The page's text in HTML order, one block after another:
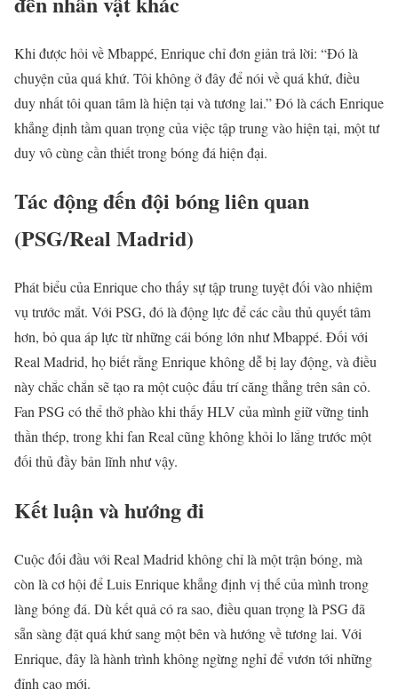
Khi được hỏi về Mbappé, Enrique chỉ đơn giản trả lời: “Đó là
chuyện của quá khứ. Tôi không ở đây để nói về quá khứ, điều
duy nhất tôi quan tâm là hiện tại và tương lai.” Đó là cách Enrique
khẳng định tầm quan trọng của việc tập trung vào hiện tại, một tư
duy vô cùng cần thiết trong bóng đá hiện đại.
Tác động đến đội bóng liên quan
(PSG/Real Madrid)
Phát biểu của Enrique cho thấy sự tập trung tuyệt đối vào nhiệm
vụ trước mắt. Với PSG, đó là động lực để các cầu thủ quyết tâm
hơn, bỏ qua áp lực từ những cái bóng lớn như Mbappé. Đối với
Real Madrid, họ biết rằng Enrique không dễ bị lay động, và điều
này chắc chắn sẽ tạo ra một cuộc đấu trí căng thẳng trên sân cỏ.
Fan PSG có thể thở phào khi thấy HLV của mình giữ vững tinh
thần thép, trong khi fan Real cũng không khỏi lo lắng trước một
đối thủ đầy bản lĩnh như vậy.
Kết luận và hướng đi
Cuộc đối đầu với Real Madrid không chỉ là một trận bóng, mà
còn là cơ hội để Luis Enrique khẳng định vị thế của mình trong
làng bóng đá. Dù kết quả có ra sao, điều quan trọng là PSG đã
sẵn sàng đặt quá khứ sang một bên và hướng về tương lai. Với
Enrique, đây là hành trình không ngừng nghỉ để vươn tới những
đỉnh cao mới.